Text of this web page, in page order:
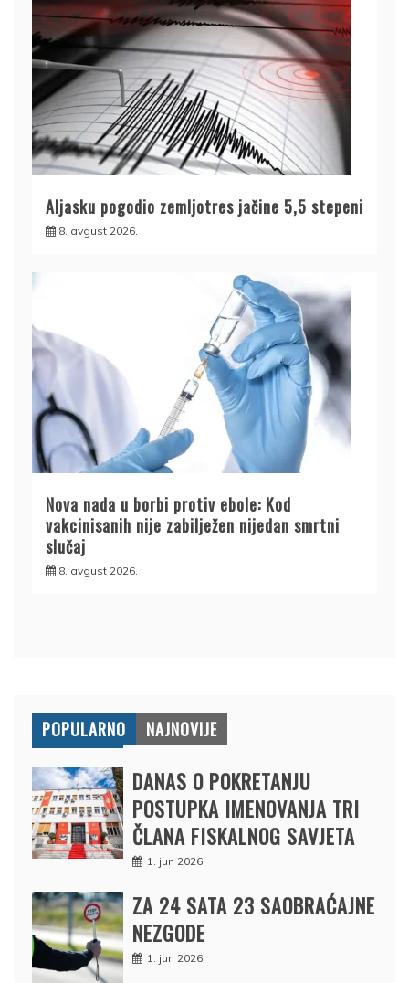
Aljasku pogodio zemljotres jačine 5,5 stepeni
8. avgust 2026.
Nova nada u borbi protiv ebole: Kod
vakcinisanih nije zabilježen nijedan smrtni
slučaj
8. avgust 2026.
POPULARNO NAJNOVIJE
DANAS O POKRETANJU
POSTUPKA IMENOVANJA TRI
ČLANA FISKALNOG SAVJETA
1. jun 2026.
ZA 24 SATA 23 SAOBRAĆAJNE
NEZGODE
1. jun 2026.